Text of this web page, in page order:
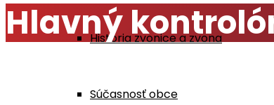
História zvonice a zvona
Súčasnosť obce
Hlavný